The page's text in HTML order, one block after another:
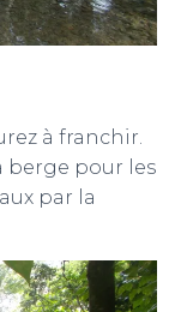
à franchir.
berge pour les
par la